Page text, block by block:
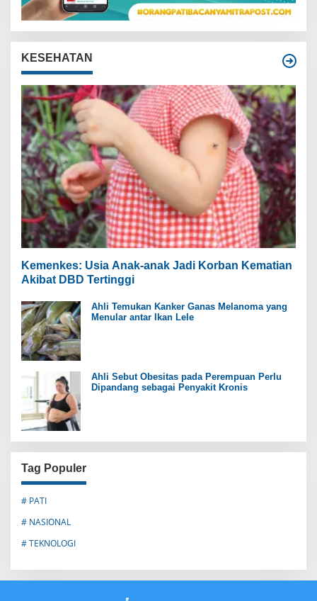
KESEHATAN
Kemenkes: Usia Anak-anak Jadi Korban Kematian
Akibat DBD Tertinggi
Ahli Temukan Kanker Ganas Melanoma yang
Menular antar Ikan Lele
Ahli Sebut Obesitas pada Perempuan Perlu
Dipandang sebagai Penyakit Kronis
Tag Populer
# PATI
# NASIONAL
# TEKNOLOGI